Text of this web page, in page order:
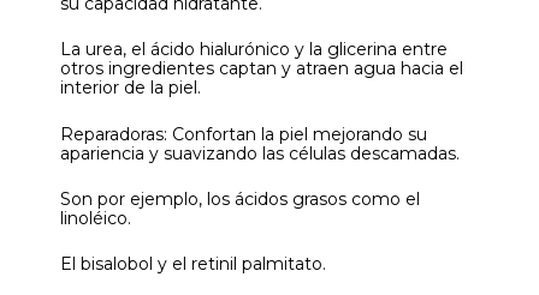
La urea, el ácido hialurónico y la glicerina entre
otros ingredientes captan y atraen agua hacia el
interior de la piel.
Reparadoras: Confortan la piel mejorando su
apariencia y suavizando las células descamadas.
Son por ejemplo, los ácidos grasos como el
linoléico.
El bisalobol y el retinil palmitato.